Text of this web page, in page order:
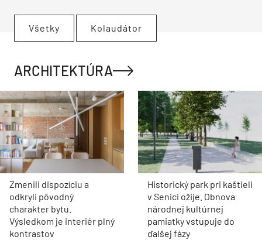
Všetky Kolaudátor
ARCHITEKTÚRA
Zmenili dispozíciu a
odkryli pôvodný
charakter bytu.
Výsledkom je interiér plný
kontrastov
Historický park pri kaštieli
v Senici ožije. Obnova
národnej kultúrnej
pamiatky vstupuje do
ďalšej fázy